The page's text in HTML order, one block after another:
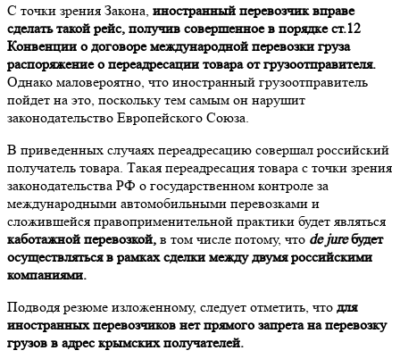
С точки зрения Закона, иностранный перевозчик вправе
сделать такой рейс, получив совершенное в порядке ст.12
Конвенции о договоре международной перевозки груза
распоряжение о переадресации товара от грузоотправителя.
Однако маловероятно, что иностранный грузоотправитель
пойдет на это, поскольку тем самым он нарушит
законодательство Европейского Союза.
В приведенных случаях переадресацию совершал российский
получатель товара. Такая переадресация товара с точки зрения
законодательства РФ о государственном контроле за
международными автомобильными перевозками и
сложившейся правоприменительной практики будет являться
каботажной перевозкой, в том числе потому, что de jureбудет
осуществляться в рамках сделки между двумя российскими
компаниями.
Подводя резюме изложенному, следует отметить, что для
иностранных перевозчиков нет прямого запрета на перевозку
грузов в адрес крымских получателей.